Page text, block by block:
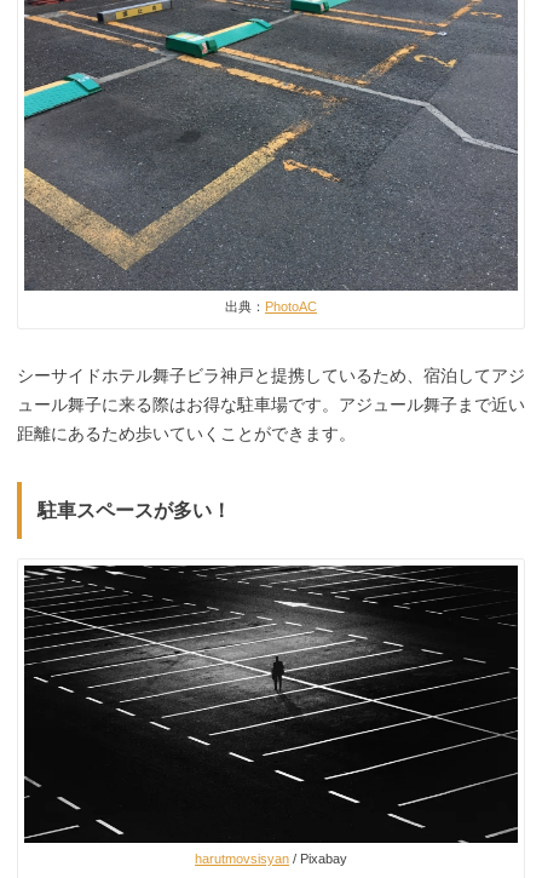
出典： PhotoAC
シーサイドホテル舞子ビラ神戸と提携しているため、宿泊してアジ
ュール舞子に来る際はお得な駐車場です。アジュール舞子まで近い
距離にあるため歩いていくことができます。
駐車スペースが多い！
harutmovsisyan / Pixabay